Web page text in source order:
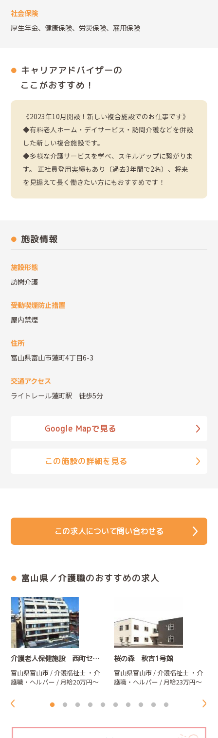
社会保険
厚生年金、健康保険、労災保険、雇用保険
キャリアアドバイザーの
ここがおすすめ！
《2023年10月開設！新しい複合施設でのお仕事です》
◆有料老人ホーム・デイサービス・訪問介護などを併設
した新しい複合施設です。
◆多様な介護サービスを学べ、スキルアップに繋がりま
す。 正社員登用実績もあり（過去3年間で2名）、将来
を見据えて長く働きたい方にもおすすめです！
施設情報
施設形態
訪問介護
受動喫煙防止措置
屋内禁煙
住所
富山県富山市蓮町4丁目6-3
交通アクセス
ライトレール蓮町駅 徒歩5分
Google Mapで見る
この施設の詳細を見る
この求人について問い合わせる
富山県／介護職のおすすめの求人
介護老人保健施設 西町セントラル・ヴィレー
富山県富山市 / 介護福祉士 ・介
護職・ヘルパー / 月給20万円～
桜の森 秋吉1号館
富山県富山市 / 介護福祉士 ・介
護職・ヘルパー / 月給23万円～